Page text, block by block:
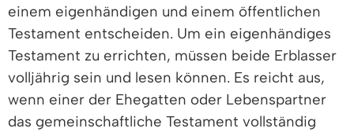
einem eigenhändigen und einem öffentlichen
Testament entscheiden. Um ein eigenhändiges
Testament zu errichten, müssen beide Erblasser
volljährig sein und lesen können. Es reicht aus,
wenn einer der Ehegatten oder Lebenspartner
das gemeinschaftliche Testament vollständig